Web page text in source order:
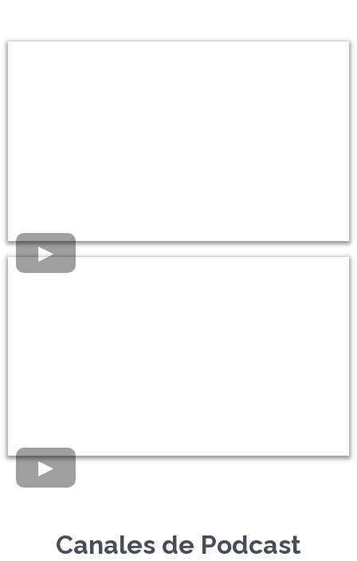
Canales de Podcast